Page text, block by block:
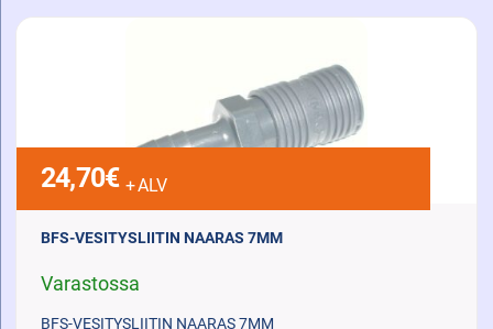
24,70€ + ALV
BFS-VESITYSLIITIN NAARAS 7MM
Varastossa
BFS-VESITYSLIITIN NAARAS 7MM